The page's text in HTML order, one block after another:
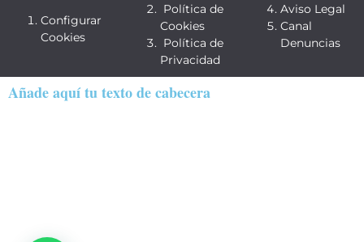
Configurar
Cookies
Política de
Cookies
Política de
Privacidad
Aviso Legal
Canal
Denuncias
Añade aquí tu texto de cabecera